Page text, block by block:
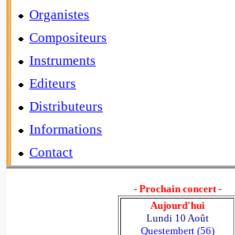
Organistes
Compositeurs
Instruments
Editeurs
Distributeurs
Informations
Contact
- Prochain concert -
Aujourd'hui
Lundi 10 Août
Questembert (56)